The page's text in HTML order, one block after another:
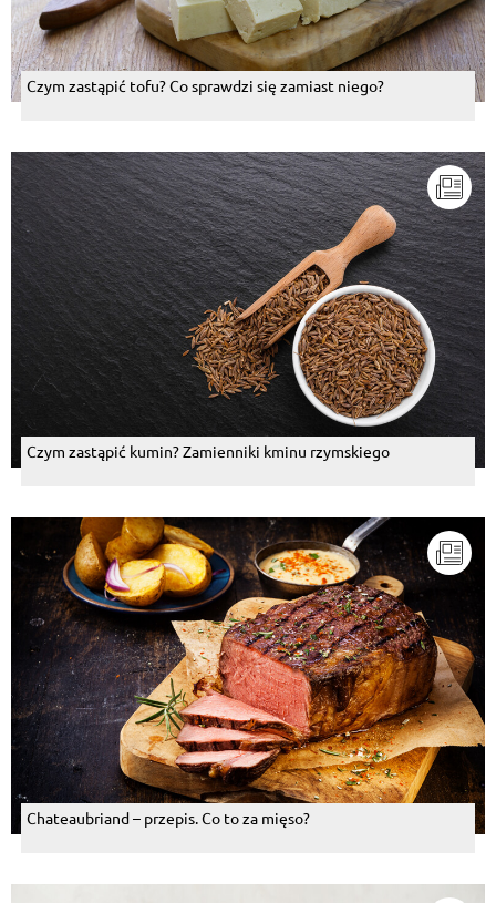
Czym zastąpić tofu? Co sprawdzi się zamiast niego?
Czym zastąpić kumin? Zamienniki kminu rzymskiego
Chateaubriand – przepis. Co to za mięso?